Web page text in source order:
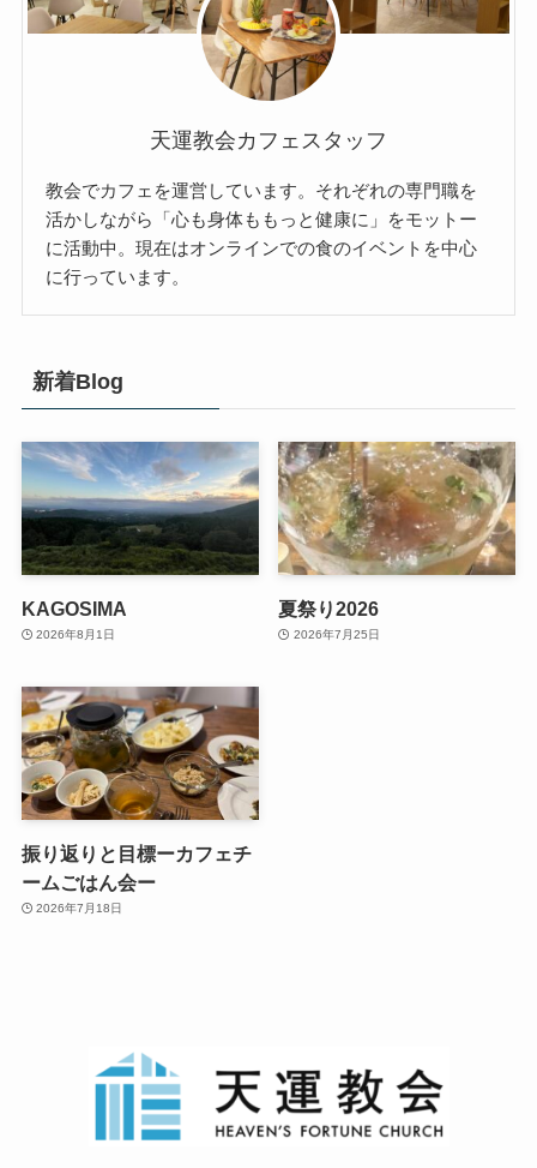
天運教会カフェスタッフ
教会でカフェを運営しています。それぞれの専門職を
活かしながら「心も身体ももっと健康に」をモットー
に活動中。現在はオンラインでの食のイベントを中心
に行っています。
新着Blog
KAGOSIMA
2026年8月1日
夏祭り2026
2026年7月25日
振り返りと目標ーカフェチ
ームごはん会ー
2026年7月18日